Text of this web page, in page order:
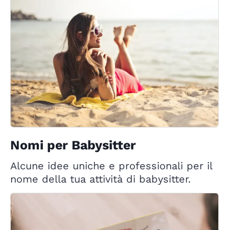
Nomi per Babysitter
Alcune idee uniche e professionali per il
nome della tua attività di babysitter.